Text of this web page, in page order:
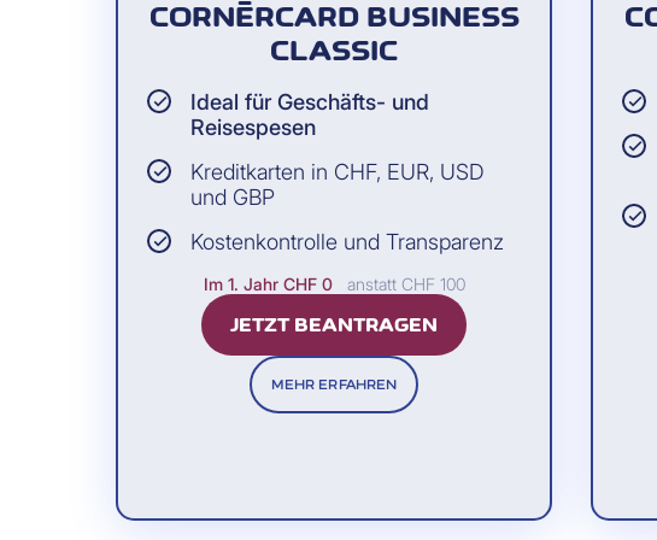
Übermittlung der Transaktions- und
Dateien eignen sich für den direkten Import in
CORNÈRCARD BUSINESS
CLASSIC
Ideal für Geschäfts- und
Reisespesen
Kreditkarten in CHF, EUR, USD
und GBP
Kostenkontrolle und Transparenz
Im 1. Jahr CHF 0 anstatt CHF 100
JETZT BEANTRAGEN
MEHR ERFAHREN